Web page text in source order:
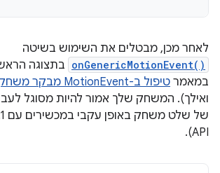
לאחר מכן, מבטלים את השימוש בשיטה
onGenericMotionEvent() בתצוגה
במאמר טיפול ב-MotionEvent מבקר משחקים
ואילך). המשחק שלך אמור להיות מסוגל
API).